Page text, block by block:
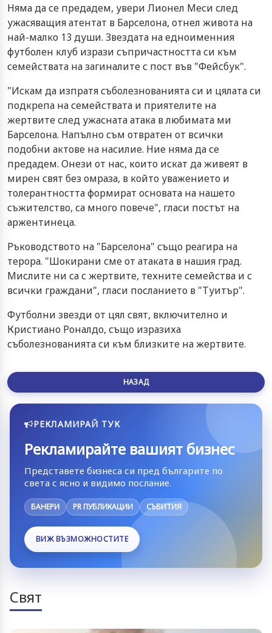
Няма да се предадем, увери Лионел Меси след
ужасяващия атентат в Барселона, отнел живота на
най-малко 13 души. Звездата на едноименния
футболен клуб изрази съпричастността си към
семействата на загиналите с пост във "Фейсбук".
"Искам да изпратя съболезнованията си и цялата си
подкрепа на семействата и приятелите на
жертвите след ужасната атака в любимата ми
Барселона. Напълно съм отвратен от всички
подобни актове на насилие. Ние няма да се
предадем. Онези от нас, които искат да живеят в
мирен свят без омраза, в който уважението и
толерантността формират основата на нашето
съжителство, са много повече", гласи постът на
аржентинеца.
Ръководството на "Барселона" също реагира на
терора. "Шокирани сме от атаката в нашия град.
Мислите ни са с жертвите, техните семейства и с
всички граждани", гласи посланието в "Туитър".
Футболни звезди от цял свят, включително и
Кристиано Роналдо, също изразиха
съболезнованията си към близките на жертвите.
НАЗАД
РЕКЛАМИРАЙ ТУК
Рекламирайте вашият бизнес
Представете бизнеса си пред българите по
света с ясно и видимо послание.
БАНЕРИ PR ПУБЛИКАЦИИ СЪБИТИЯ
ВИЖ ВЪЗМОЖНОСТИТЕ
Свят